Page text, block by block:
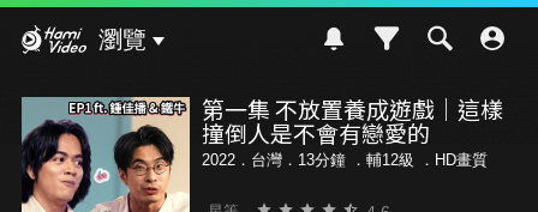
瀏覽
第一集 不放置養成遊戲｜這樣
撞倒人是不會有戀愛的
2022．台灣．13分鐘 ． 輔12級 ．HD畫質